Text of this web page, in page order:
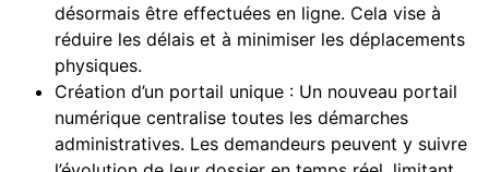
désormais être effectuées en ligne. Cela vise à
réduire les délais et à minimiser les déplacements
physiques.
Création d’un portail unique : Un nouveau portail
numérique centralise toutes les démarches
administratives. Les demandeurs peuvent y suivre